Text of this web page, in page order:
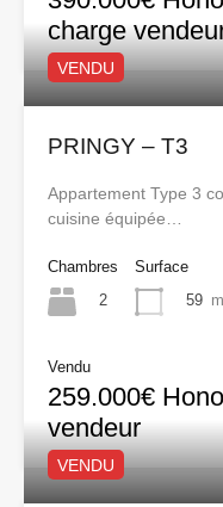
charge
VENDU
PRINGY – T3
Appartement Type 3
cuisine équipée…
Chambres
2
Surface
59
Vendu
259.000€
vendeur
VENDU